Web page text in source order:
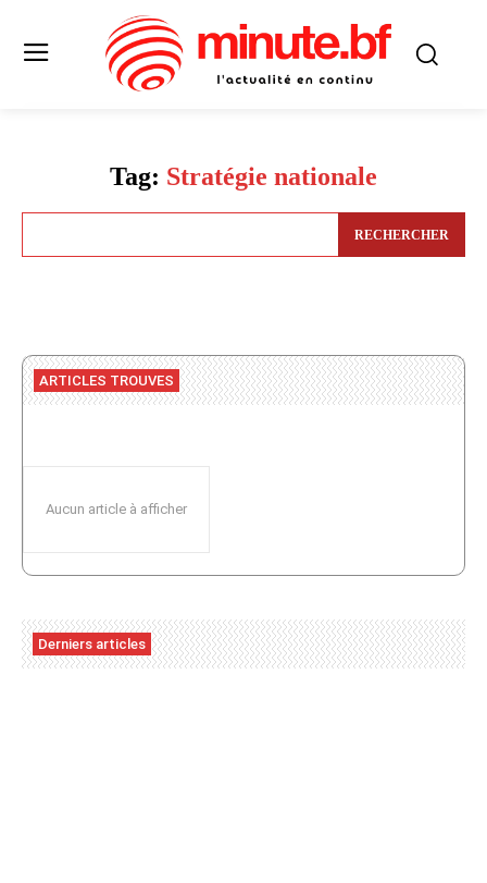
Tag: Stratégie nationale
RECHERCHER
ARTICLES TROUVES
Aucun article à afficher
Derniers articles